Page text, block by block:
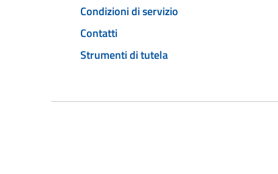
Condizioni di servizio
Contatti
Strumenti di tutela